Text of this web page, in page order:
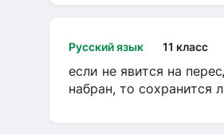
Русский язык 11 класс
если не явится на
набран, то сохранится